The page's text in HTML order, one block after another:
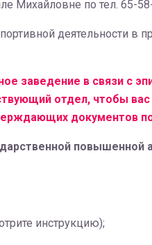
Михайловне по тел. 65-
деятельности
заведение в связи с
отдел, чтобы
документов
инструкцию);